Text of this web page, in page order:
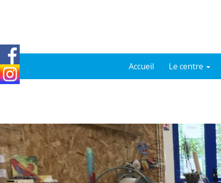
Accueil Le centre